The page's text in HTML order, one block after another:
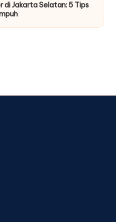
di Jakarta Selatan: 5 Tips